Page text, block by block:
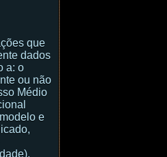
que
dados
a: o
ou não
Médio
e